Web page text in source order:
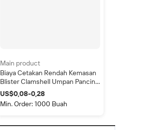
Main product
Biaya Cetakan Rendah Kemasan
Blister Clamshell Umpan Pancing
Kustom dengan Stiker untuk
Umpan Pancing Lembut
US$0,08-0,28
Min. Order: 1000 Buah